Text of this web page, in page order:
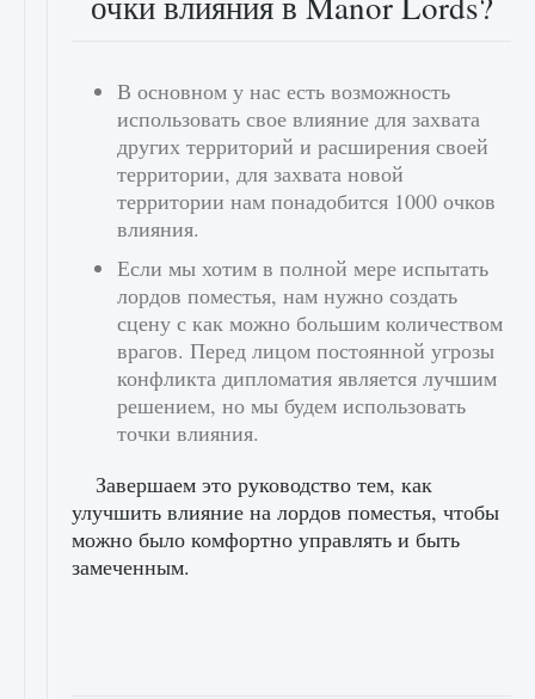
В основном у нас есть возможность
использовать свое влияние для захвата
других территорий и расширения своей
территории, для захвата новой
территории нам понадобится 1000 очков
влияния.
Если мы хотим в полной мере испытать
лордов поместья, нам нужно создать
сцену с как можно большим количеством
врагов. Перед лицом постоянной угрозы
конфликта дипломатия является лучшим
решением, но мы будем использовать
точки влияния.
Завершаем это руководство тем, как
улучшить влияние на лордов поместья, чтобы
можно было комфортно управлять и быть
замеченным.